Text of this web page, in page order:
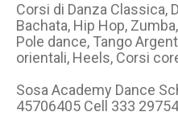
Corsi di Danza Classica,
Bachata, Hip Hop,
Pole dance, Tango
orientali, Heels, Corsi
Sosa Academy Dance
45706405 Cell 333